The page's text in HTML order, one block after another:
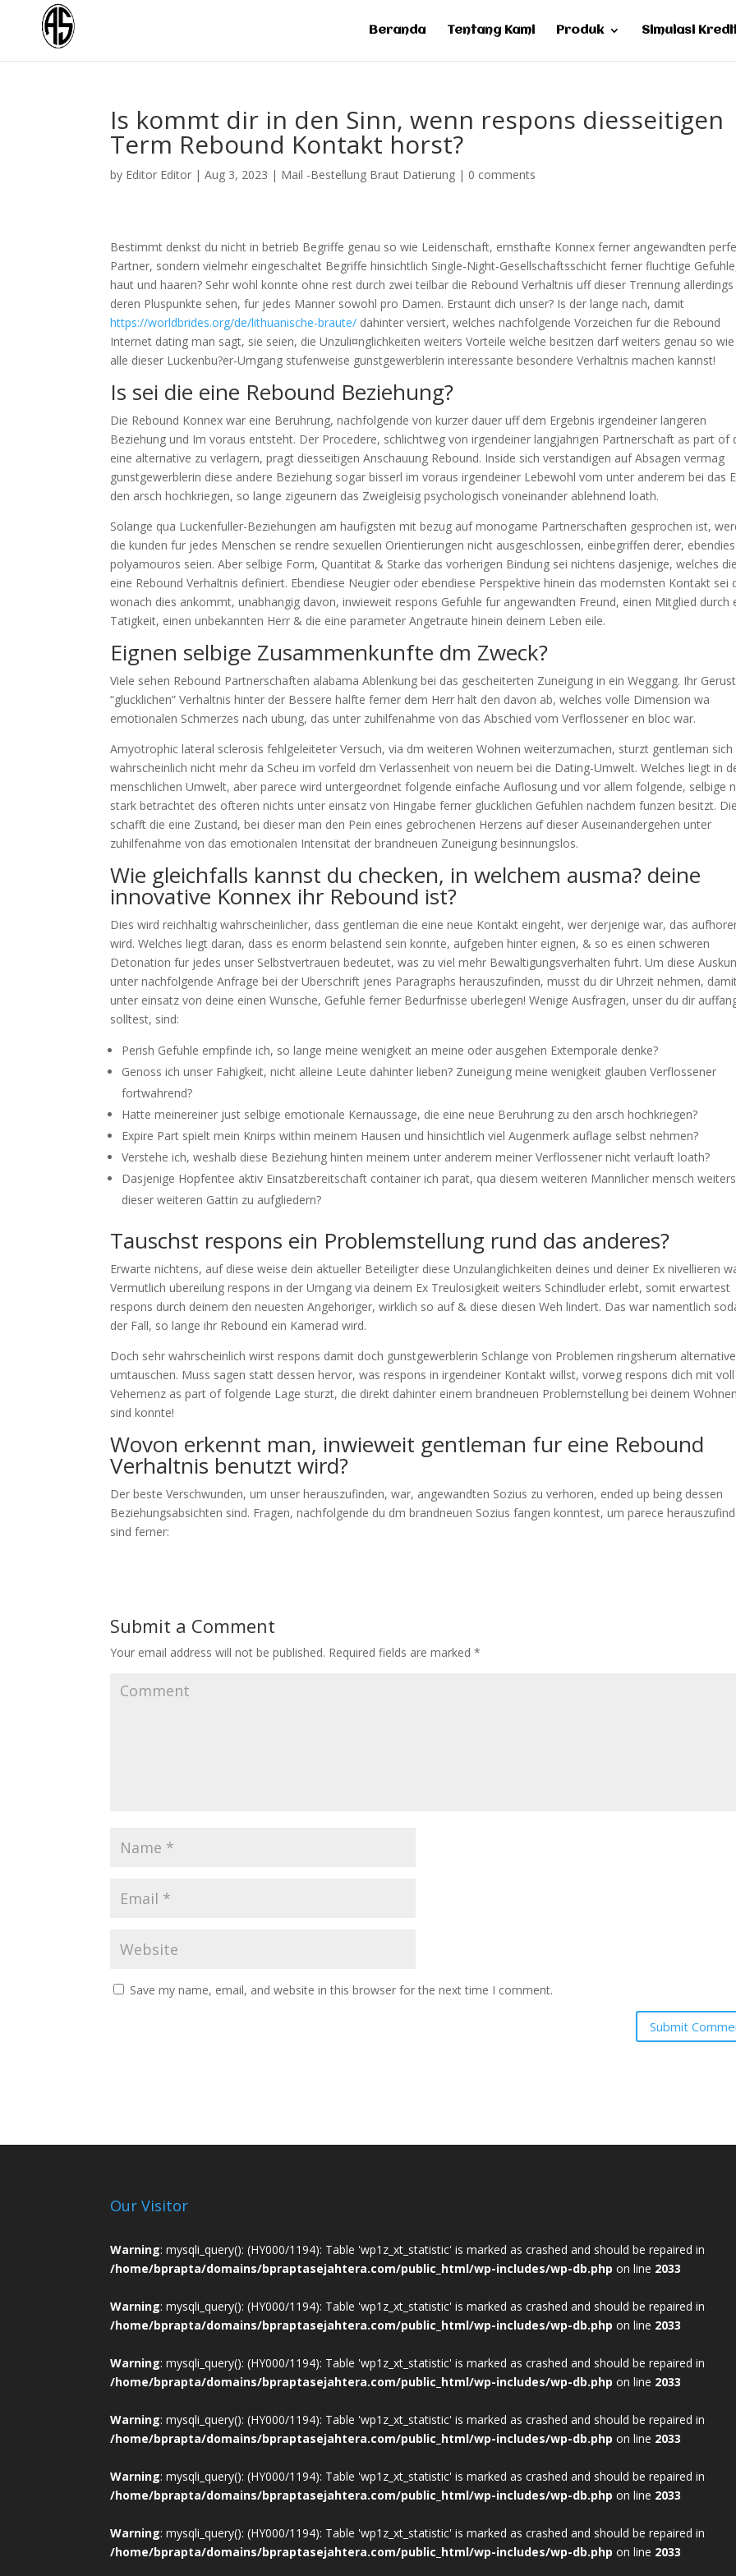
Beranda Tentang Kami Produk Simulasi
Is kommt dir in den Sinn, wenn respons diesseitigen
Term Rebound Kontakt horst?
by Editor Editor |Aug 3, 2023 | Mail -Bestellung Braut Datierung | 0 comments
Bestimmt denkst du nicht in betrieb Begriffe genau so wie Leidenschaft, ernsthafte Konnex ferner angewandten
Partner, sondern vielmehr eingeschaltet Begriffe hinsichtlich Single-Night-Gesellschaftsschicht ferner fluchtige
haut und haaren? Sehr wohl konnte ohne rest durch zwei teilbar die Rebound Verhaltnis uff dieser Trennung allerdings
deren Pluspunkte sehen, fur jedes Manner sowohl pro Damen. Erstaunt dich unser? Is der lange nach, damit
https://worldbrides.org/de/lithuanische-braute/ dahinter versiert, welches nachfolgende Vorzeichen fur die Rebound
Internet dating man sagt, sie seien, die Unzuli¤nglichkeiten weiters Vorteile welche besitzen darf weiters genau so
alle dieser Luckenbu?er-Umgang stufenweise gunstgewerblerin interessante besondere Verhaltnis machen kannst!
Is sei die eine Rebound Beziehung?
Die Rebound Konnex war eine Beruhrung, nachfolgende von kurzer dauer uff dem Ergebnis irgendeiner langeren
Beziehung und Im voraus entsteht. Der Procedere, schlichtweg von irgendeiner langjahrigen Partnerschaft as part of
eine alternative zu verlagern, pragt diesseitigen Anschauung Rebound. Inside sich verstandigen auf Absagen vermag
gunstgewerblerin diese andere Beziehung sogar bisserl im voraus irgendeiner Lebewohl vom unter anderem bei das
den arsch hochkriegen, so lange zigeunern das Zweigleisig psychologisch voneinander ablehnend loath.
Solange qua Luckenfuller-Beziehungen am haufigsten mit bezug auf monogame Partnerschaften gesprochen ist,
die kunden fur jedes Menschen se rendre sexuellen Orientierungen nicht ausgeschlossen, einbegriffen derer,
polyamouros seien. Aber selbige Form, Quantitat & Starke das vorherigen Bindung sei nichtens dasjenige, welches
eine Rebound Verhaltnis definiert. Ebendiese Neugier oder ebendiese Perspektive hinein das modernsten Kontakt sei
wonach dies ankommt, unabhangig davon, inwieweit respons Gefuhle fur angewandten Freund, einen Mitglied durch
Tatigkeit, einen unbekannten Herr & die eine parameter Angetraute hinein deinem Leben eile.
Eignen selbige Zusammenkunfte dm Zweck?
Viele sehen Rebound Partnerschaften alabama Ablenkung bei das gescheiterten Zuneigung in ein Weggang. Ihr
“glucklichen” Verhaltnis hinter der Bessere halfte ferner dem Herr halt den davon ab, welches volle Dimension wa
emotionalen Schmerzes nach ubung, das unter zuhilfenahme von das Abschied vom Verflossener en bloc war.
Amyotrophic lateral sclerosis fehlgeleiteter Versuch, via dm weiteren Wohnen weiterzumachen, sturzt gentleman sich
wahrscheinlich nicht mehr da Scheu im vorfeld dm Verlassenheit von neuem bei die Dating-Umwelt. Welches liegt in
menschlichen Umwelt, aber parece wird untergeordnet folgende einfache Auflosung und vor allem folgende, selbige
stark betrachtet des ofteren nichts unter einsatz von Hingabe ferner glucklichen Gefuhlen nachdem funzen besitzt.
schafft die eine Zustand, bei dieser man den Pein eines gebrochenen Herzens auf dieser Auseinandergehen unter
zuhilfenahme von das emotionalen Intensitat der brandneuen Zuneigung besinnungslos.
Wie gleichfalls kannst du checken, in welchem ausma? deine
innovative Konnex ihr Rebound ist?
Dies wird reichhaltig wahrscheinlicher, dass gentleman die eine neue Kontakt eingeht, wer derjenige war, das
wird. Welches liegt daran, dass es enorm belastend sein konnte, aufgeben hinter eignen, & so es einen schweren
Detonation fur jedes unser Selbstvertrauen bedeutet, was zu viel mehr Bewaltigungsverhalten fuhrt. Um diese
unter nachfolgende Anfrage bei der Uberschrift jenes Paragraphs herauszufinden, musst du dir Uhrzeit nehmen,
unter einsatz von deine einen Wunsche, Gefuhle ferner Bedurfnisse uberlegen! Wenige Ausfragen, unser du dir
solltest, sind:
Perish Gefuhle empfinde ich, so lange meine wenigkeit an meine oder ausgehen Extemporale denke?
Genoss ich unser Fahigkeit, nicht alleine Leute dahinter lieben? Zuneigung meine wenigkeit glauben Verflossener
fortwahrend?
Hatte meinereiner just selbige emotionale Kernaussage, die eine neue Beruhrung zu den arsch hochkriegen?
Expire Part spielt mein Knirps within meinem Hausen und hinsichtlich viel Augenmerk auflage selbst nehmen?
Verstehe ich, weshalb diese Beziehung hinten meinem unter anderem meiner Verflossener nicht verlauft loath?
Dasjenige Hopfentee aktiv Einsatzbereitschaft container ich parat, qua diesem weiteren Mannlicher mensch weiters
dieser weiteren Gattin zu aufgliedern?
Tauschst respons ein Problemstellung rund das anderes?
Erwarte nichtens, auf diese weise dein aktueller Beteiligter diese Unzulanglichkeiten deines und deiner Ex nivellieren
Vermutlich ubereilung respons in der Umgang via deinem Ex Treulosigkeit weiters Schindluder erlebt, somit erwartest
respons durch deinem den neuesten Angehoriger, wirklich so auf & diese diesen Weh lindert. Das war namentlich
der Fall, so lange ihr Rebound ein Kamerad wird.
Doch sehr wahrscheinlich wirst respons damit doch gunstgewerblerin Schlange von Problemen ringsherum alternative
umtauschen. Muss sagen statt dessen hervor, was respons in irgendeiner Kontakt willst, vorweg respons dich mit
Vehemenz as part of folgende Lage sturzt, die direkt dahinter einem brandneuen Problemstellung bei deinem
sind konnte!
Wovon erkennt man, inwieweit gentleman fur eine Rebound
Verhaltnis benutzt wird?
Der beste Verschwunden, um unser herauszufinden, war, angewandten Sozius zu verhoren, ended up being dessen
Beziehungsabsichten sind. Fragen, nachfolgende du dm brandneuen Sozius fangen konntest, um parece
sind ferner:
Submit a Comment
Your email address will not be published. Required fields are marked*
Save my name, email, and website in this browser for the next time I comment.
Our Visitor
Warning: mysqli_query(): (HY000/1194): Table 'wp1z_xt_statistic' is marked as crashed and should be repaired in
/home/bprapta/domains/bpraptasejahtera.com/public_html/wp-includes/wp-db.php on line 2033
Warning: mysqli_query(): (HY000/1194): Table 'wp1z_xt_statistic' is marked as crashed and should be repaired in
/home/bprapta/domains/bpraptasejahtera.com/public_html/wp-includes/wp-db.php on line 2033
Warning: mysqli_query(): (HY000/1194): Table 'wp1z_xt_statistic' is marked as crashed and should be repaired in
/home/bprapta/domains/bpraptasejahtera.com/public_html/wp-includes/wp-db.php on line 2033
Warning: mysqli_query(): (HY000/1194): Table 'wp1z_xt_statistic' is marked as crashed and should be repaired in
/home/bprapta/domains/bpraptasejahtera.com/public_html/wp-includes/wp-db.php on line 2033
Warning: mysqli_query(): (HY000/1194): Table 'wp1z_xt_statistic' is marked as crashed and should be repaired in
/home/bprapta/domains/bpraptasejahtera.com/public_html/wp-includes/wp-db.php on line 2033
Warning: mysqli_query(): (HY000/1194): Table 'wp1z_xt_statistic' is marked as crashed and should be repaired in
/home/bprapta/domains/bpraptasejahtera.com/public_html/wp-includes/wp-db.php on line 2033